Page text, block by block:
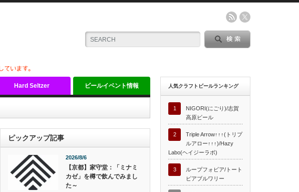
Hard Seltzer ビールイベント情報
ピックアップ記事
2026/8/6
【京都】家守堂：「ミナミ
カゼ」を樽で飲んでみまし
た～
人気クラフトビールランキング
1
NIGORI(にごり)/志賀
高原ビール
2
Triple Arrow↑↑↑(トリプ
ルアロー↑↑↑)/Hazy
Labo(ヘイジーラボ)
3
ループフォビア/トート
ピアブルワリー